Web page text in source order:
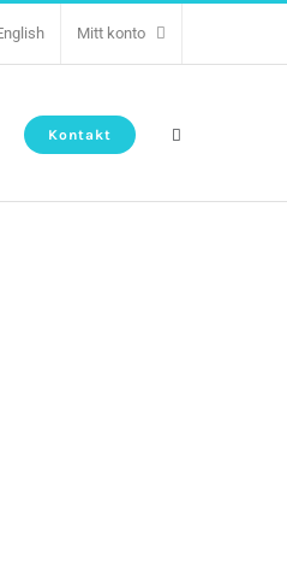
Mitt konto
Kontakt